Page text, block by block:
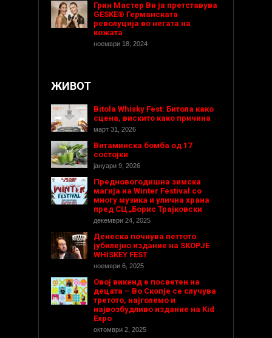
Грин Мастер Ви ја претставува
GESKE® Германската
револуција во негата на
кожата
ноември 18, 2024
ЖИВОТ
Bitola Whisky Fest: Битола како
сцена, вискито како причина
март 31, 2026
Витаминска бомба од 17
состојки
јануари 9, 2026
Предновогодишнa зимска
магија на Winter Festival со
многу музика и улична храна
пред СЦ „Борис Трајковски
декември 24, 2025
Денеска почнува петтото
јубилејно издание на SKOPJE
WHISKEY FEST
ноември 6, 2025
Овој викенд е посветен на
децата – Во Скопје се случува
третото, најголемо и
највозбудливо издание на Kid
Expo
октомври 2, 2025